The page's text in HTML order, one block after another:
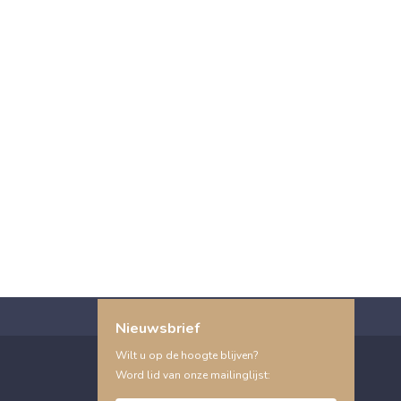
Nieuwsbrief
Wilt u op de hoogte blijven?
Word lid van onze mailinglijst: